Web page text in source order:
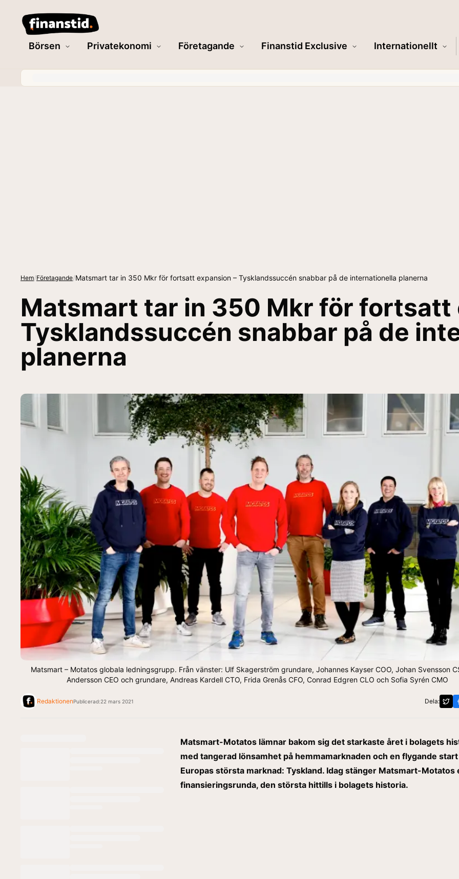
Börsen Privatekonomi Företagande Finanstid Exclusive Internationellt
Hem/Företagande/Matsmart tar in 350 Mkr för fortsatt expansion – Tysklandssuccén snabbar på de internationella planerna
Matsmart tar in 350 Mkr för fortsatt
Tysklandssuccén snabbar på de
planerna
Matsmart – Motatos globala ledningsgrupp. Från vänster: Ulf Skagerström grundare, Johannes Kayser COO, Johan Svensson
Andersson CEO och grundare, Andreas Kardell CTO, Frida Grenås CFO, Conrad Edgren CLO och Sofia Syrén CMO
RedaktionenPublicerad:22 mars 2021 Dela:
Matsmart-Motatos lämnar bakom sig det starkaste året i bolagets
med tangerad lönsamhet på hemmamarknaden och en flygande
Europas största marknad: Tyskland. Idag stänger Matsmart-Motatos
finansieringsrunda, den största hittills i bolagets historia.